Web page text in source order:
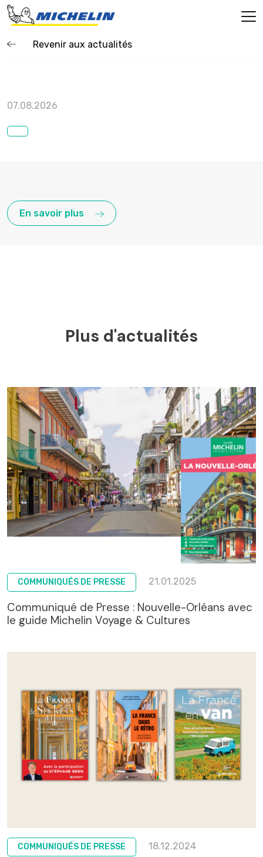
Revenir aux actualités
07.08.2026
En savoir plus
Plus d'actualités
COMMUNIQUÉS DE PRESSE 21.01.2025
Communiqué de Presse : Nouvelle-Orléans avec
le guide Michelin Voyage & Cultures
COMMUNIQUÉS DE PRESSE 18.12.2024